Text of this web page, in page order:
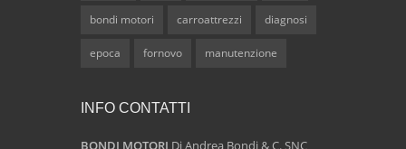
bondi motori carroattrezzi diagnosi
epoca fornovo manutenzione
INFO CONTATTI
BONDI MOTORI Di Andrea Bondi & C. SNC